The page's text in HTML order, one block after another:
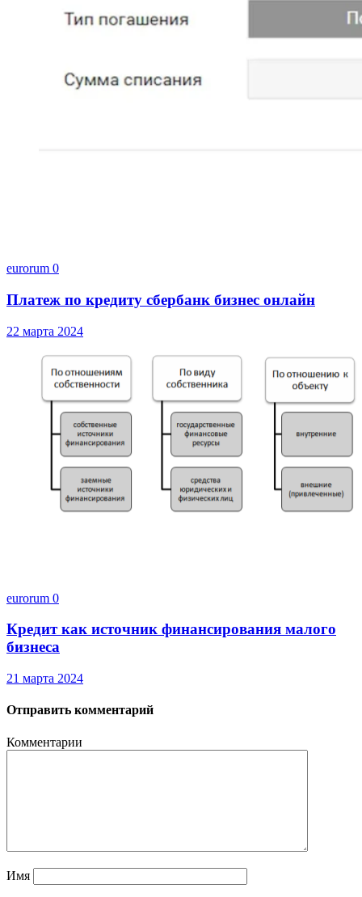
eurorum 0
Платеж по кредиту сбербанк бизнес онлайн
22 марта 2024
eurorum 0
Кредит как источник финансирования малого
бизнеса
21 марта 2024
Отправить комментарий
Комментарии
Имя